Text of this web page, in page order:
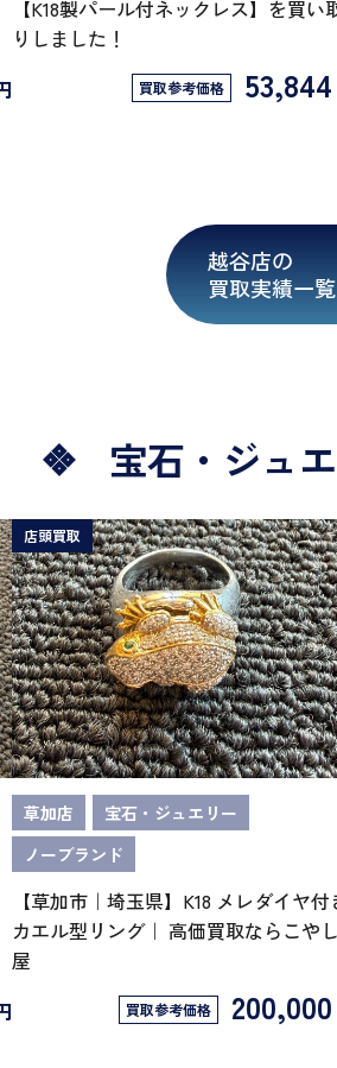
【K18製パール付ネックレス】を買い
りしました！
買取参考価格 53,844
越谷店の
買取実績一
宝石・ジュ
店頭買取
草加店
宝石・ジュエリー
ノーブランド
【草加市｜埼玉県】K18 メレダイヤ付
カエル型リング｜ 高価買取ならこやし
屋
買取参考価格 200,000